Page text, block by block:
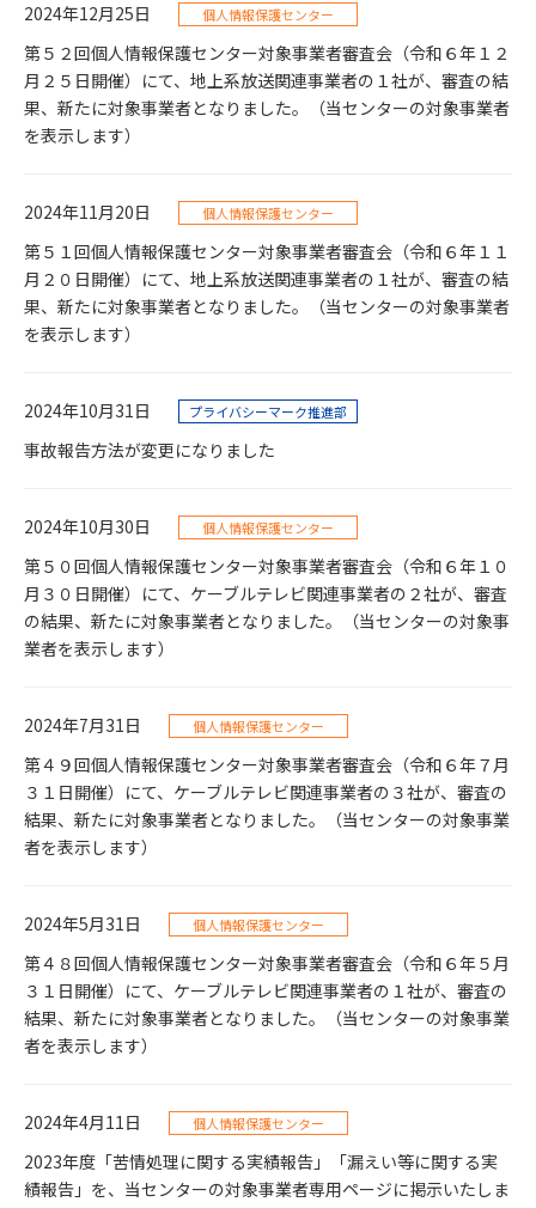
2024年12月25日 個人情報保護センター
第５２回個人情報保護センター対象事業者審査会（令和６年１２
月２５日開催）にて、地上系放送関連事業者の１社が、審査の結
果、新たに対象事業者となりました。（当センターの対象事業者
を表示します）
2024年11月20日 個人情報保護センター
第５１回個人情報保護センター対象事業者審査会（令和６年１１
月２０日開催）にて、地上系放送関連事業者の１社が、審査の結
果、新たに対象事業者となりました。（当センターの対象事業者
を表示します）
2024年10月31日 プライバシーマーク推進部
事故報告方法が変更になりました
2024年10月30日 個人情報保護センター
第５０回個人情報保護センター対象事業者審査会（令和６年１０
月３０日開催）にて、ケーブルテレビ関連事業者の２社が、審査
の結果、新たに対象事業者となりました。（当センターの対象事
業者を表示します）
2024年7月31日 個人情報保護センター
第４９回個人情報保護センター対象事業者審査会（令和６年７月
３１日開催）にて、ケーブルテレビ関連事業者の３社が、審査の
結果、新たに対象事業者となりました。（当センターの対象事業
者を表示します）
2024年5月31日 個人情報保護センター
第４８回個人情報保護センター対象事業者審査会（令和６年５月
３１日開催）にて、ケーブルテレビ関連事業者の１社が、審査の
結果、新たに対象事業者となりました。（当センターの対象事業
者を表示します）
2024年4月11日 個人情報保護センター
2023年度「苦情処理に関する実績報告」「漏えい等に関する実
績報告」を、当センターの対象事業者専用ページに掲示いたしま